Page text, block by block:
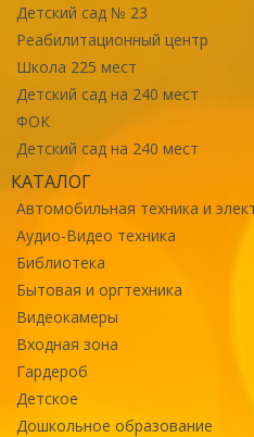
Детский сад № 23
Реабилитационный центр
Школа 225 мест
Детский сад на 240 мест
ФОК
Детский сад на 240 мест
КАТАЛОГ
Автомобильная техника и
Аудио-Видео техника
Библиотека
Бытовая и оргтехника
Видеокамеры
Входная зона
Гардероб
Детское
Дошкольное образование